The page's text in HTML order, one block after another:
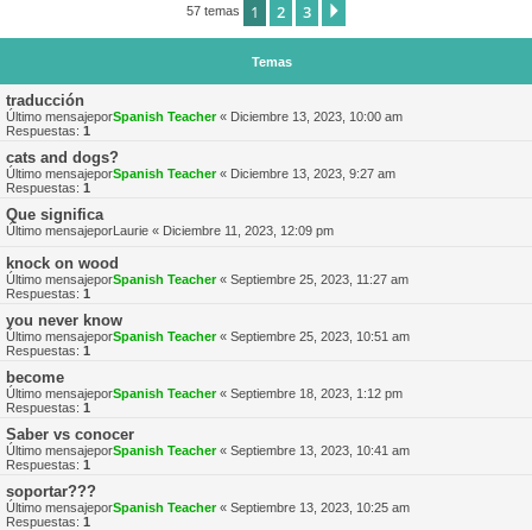
57 temas 1 2 3
Temas
traducción
Último mensajeporSpanish Teacher« Diciembre 13, 2023, 10:00 am
Respuestas: 1
cats and dogs?
Último mensajeporSpanish Teacher« Diciembre 13, 2023, 9:27 am
Respuestas: 1
Que significa
Último mensajeporLaurie « Diciembre 11, 2023, 12:09 pm
knock on wood
Último mensajeporSpanish Teacher« Septiembre 25, 2023, 11:27 am
Respuestas: 1
you never know
Último mensajeporSpanish Teacher« Septiembre 25, 2023, 10:51 am
Respuestas: 1
become
Último mensajeporSpanish Teacher« Septiembre 18, 2023, 1:12 pm
Respuestas: 1
Saber vs conocer
Último mensajeporSpanish Teacher« Septiembre 13, 2023, 10:41 am
Respuestas: 1
soportar???
Último mensajeporSpanish Teacher« Septiembre 13, 2023, 10:25 am
Respuestas: 1